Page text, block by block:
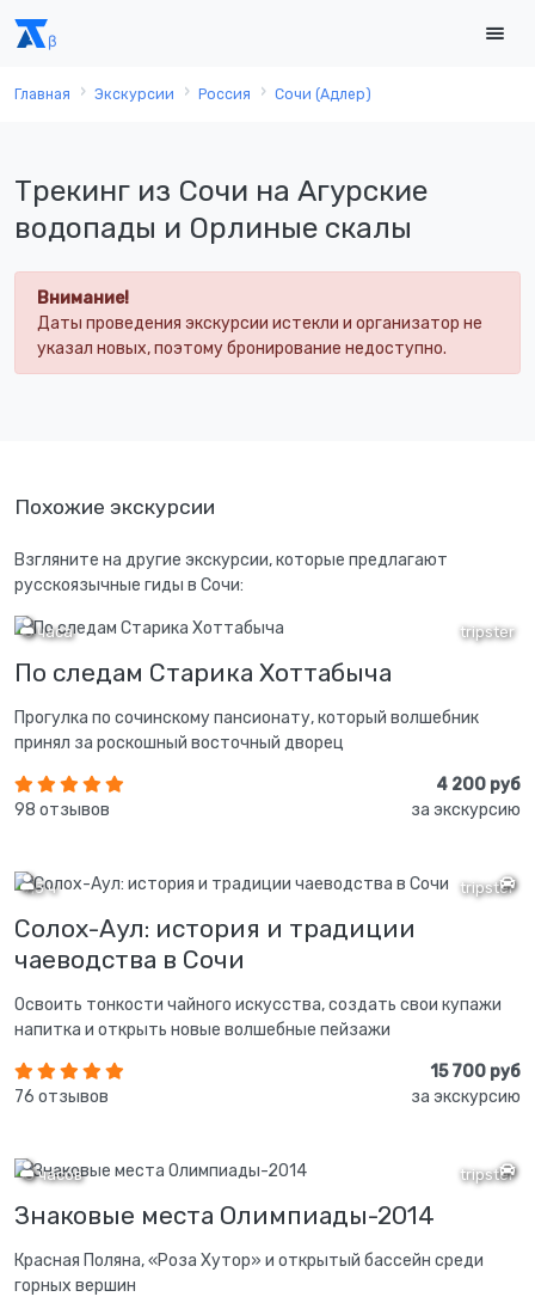
Главная Экскурсии Россия Сочи (Адлер)
Трекинг из Сочи на Агурские
водопады и Орлиные скалы
Внимание!
Даты проведения экскурсии истекли и организатор не
указал новых, поэтому бронирование недоступно.
Похожие экскурсии
Взгляните на другие экскурсии, которые предлагают
русскоязычные гиды в Сочи:
tripster
3 часа
По следам Старика Хоттабыча
Прогулка по сочинскому пансионату, который волшебник
принял за роскошный восточный дворец
98 отзывов
4 200 руб
за экскурсию
tripster
7,5 ч
Солох-Аул: история и традиции
чаеводства в Сочи
Освоить тонкости чайного искусства, создать свои купажи
напитка и открыть новые волшебные пейзажи
76 отзывов
15 700 руб
за экскурсию
tripster
8 часов
Знаковые места Олимпиады-2014
Красная Поляна, «Роза Хутор» и открытый бассейн среди
горных вершин